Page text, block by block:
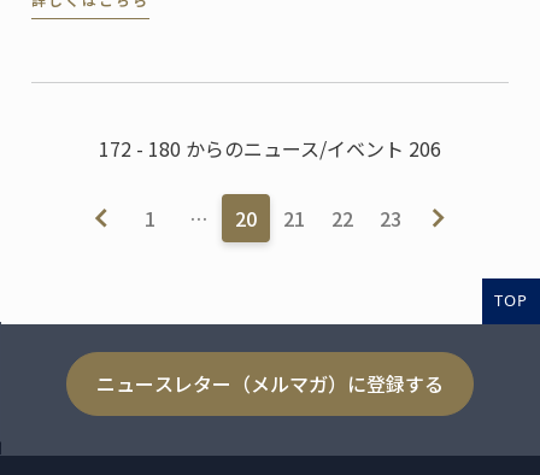
172 - 180 からのニュース/イベント 206
1 … 20 21 22 23
TOP
ニュースレター（メルマガ）に登録する